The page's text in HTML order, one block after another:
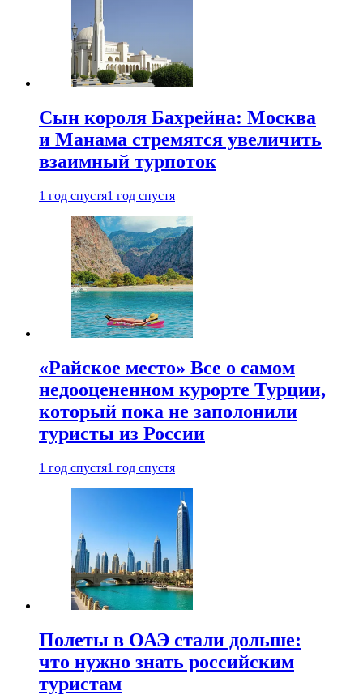
Сын короля Бахрейна: Москва
и Манама стремятся увеличить
взаимный турпоток
1 год спустя1 год спустя
«Райское место» Все о самом
недооцененном курорте Турции,
который пока не заполонили
туристы из России
1 год спустя1 год спустя
Полеты в ОАЭ стали дольше:
что нужно знать российским
туристам